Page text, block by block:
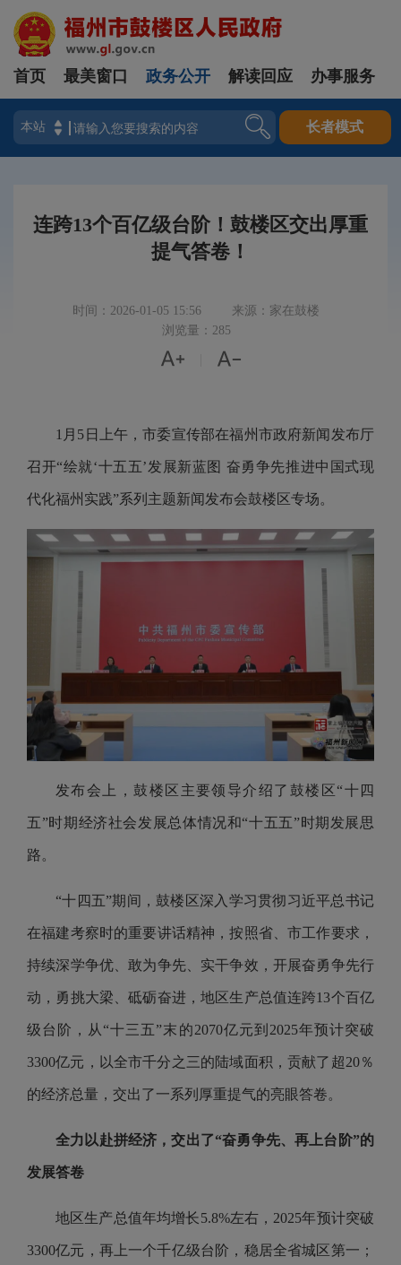
登录
首页 最美窗口 政务公开 解读回应 办事服务
长者模式
连跨13个百亿级台阶！鼓楼区交出厚重
提气答卷！
时间：2026-01-05 15:56
来源：家在鼓楼
浏览量：285
 
1月5日上午，市委宣传部在福州市政府新闻发布厅
召开“绘就‘十五五’发展新蓝图 奋勇争先推进中国式现
代化福州实践”系列主题新闻发布会鼓楼区专场。
发布会上，鼓楼区主要领导介绍了鼓楼区“十四
五”时期经济社会发展总体情况和“十五五”时期发展思
路。
“十四五”期间，鼓楼区深入学习贯彻习近平总书记
在福建考察时的重要讲话精神，按照省、市工作要求，
持续深学争优、敢为争先、实干争效，开展奋勇争先行
动，勇挑大梁、砥砺奋进，地区生产总值连跨13个百亿
级台阶，从“十三五”末的2070亿元到2025年预计突破
3300亿元，以全市千分之三的陆域面积，贡献了超20％
的经济总量，交出了一系列厚重提气的亮眼答卷。
全力以赴拼经济，交出了“奋勇争先、再上台阶”的
发展答卷
地区生产总值年均增长5.8%左右，2025年预计突破
3300亿元，再上一个千亿级台阶，稳居全省城区第一；